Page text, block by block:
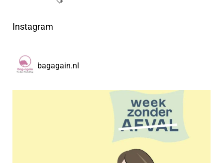
Instagram
bagagain.nl